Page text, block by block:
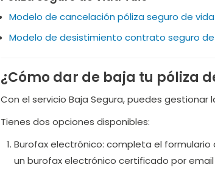
Modelo de cancelación póliza seguro de vida
Modelo de desistimiento contrato seguro
¿Cómo dar de baja tu póliza
Con el servicio Baja Segura, puedes
Tienes dos opciones disponibles:
Burofax electrónico: completa el
un burofax electrónico certificado por email